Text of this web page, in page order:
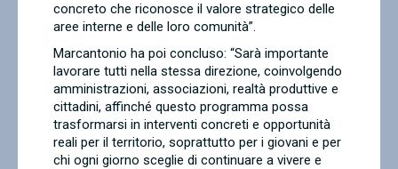
concreto che riconosce il valore strategico delle
aree interne e delle loro comunità”.
Marcantonio ha poi concluso: “Sarà importante
lavorare tutti nella stessa direzione, coinvolgendo
amministrazioni, associazioni, realtà produttive e
cittadini, affinché questo programma possa
trasformarsi in interventi concreti e opportunità
reali per il territorio, soprattutto per i giovani e per
chi ogni giorno sceglie di continuare a vivere e